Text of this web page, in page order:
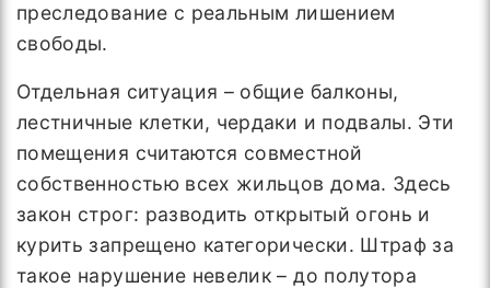
преследование с реальным лишением
свободы.
Отдельная ситуация – общие балконы,
лестничные клетки, чердаки и подвалы. Эти
помещения считаются совместной
собственностью всех жильцов дома. Здесь
закон строг: разводить открытый огонь и
курить запрещено категорически. Штраф за
такое нарушение невелик – до полутора